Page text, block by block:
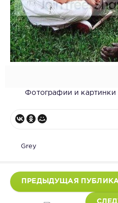
Фотографии и картинки
Grey
ПРЕДЫДУЩАЯ